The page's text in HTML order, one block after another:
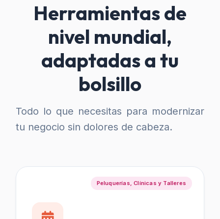
Herramientas de
nivel mundial,
adaptadas a tu
bolsillo
Todo lo que necesitas para modernizar
tu negocio sin dolores de cabeza.
Peluquerías, Clínicas y Talleres